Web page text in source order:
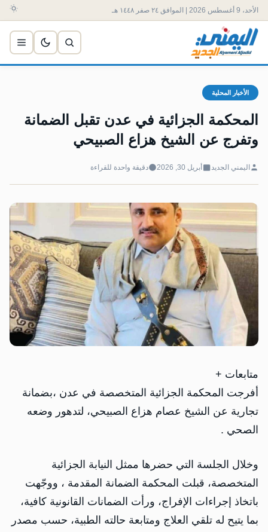
الأحد، 9 أغسطس 2026 | الموافق ٢٤ صفر ١٤٤٨ هـ
الأخبار المحلية
المحكمة الجزائية في عدن تقبل الضمانة
وتفرج عن الشيخ هزاع الصبيحي
اليمني الجديد أبريل 30, 2026 دقيقة واحدة للقراءة
متابعات +
‏أفرجت المحكمة الجزائية المتخصصة في ‎عدن ،بضمانة
تجارية عن الشيخ عصام هزاع الصبيحي، لتدهور وضعه
الصحي .
وخلال الجلسة التي حضرها ممثل النيابة الجزائية
المتخصصة، قبلت المحكمة الضمانة المقدمة ، ووجّهت
باتخاذ إجراءات الإفراج، ورأت الضمانات القانونية كافية،
بما يتيح له تلقي العلاج ومتابعة حالته الطبية، حسب مصدر